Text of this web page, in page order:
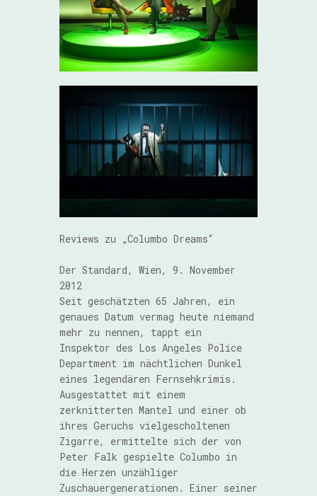
Reviews zu „Columbo Dreams“
Der Standard, Wien, 9. November
2012
Seit geschätzten 65 Jahren, ein
genaues Datum vermag heute niemand
mehr zu nennen, tappt ein
Inspektor des Los Angeles Police
Department im nächtlichen Dunkel
eines legendären Fernsehkrimis.
Ausgestattet mit einem
zerknitterten Mantel und einer ob
ihres Geruchs vielgescholtenen
Zigarre, ermittelte sich der von
Peter Falk gespielte Columbo in
die Herzen unzähliger
Zuschauergenerationen. Einer seiner